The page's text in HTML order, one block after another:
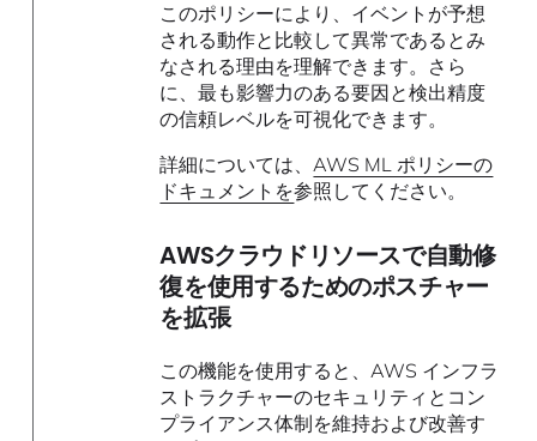
このポリシーにより、イベントが予想
される動作と比較して異常であるとみ
なされる理由を理解できます。さら
に、最も影響力のある要因と検出精度
の信頼レベルを可視化できます。
詳細については、AWS ML ポリシーの
ドキュメントを参照してください。
AWSクラウドリソースで自動修
復を使用するためのポスチャー
を拡張
この機能を使用すると、AWS インフラ
ストラクチャーのセキュリティとコン
プライアンス体制を維持および改善す